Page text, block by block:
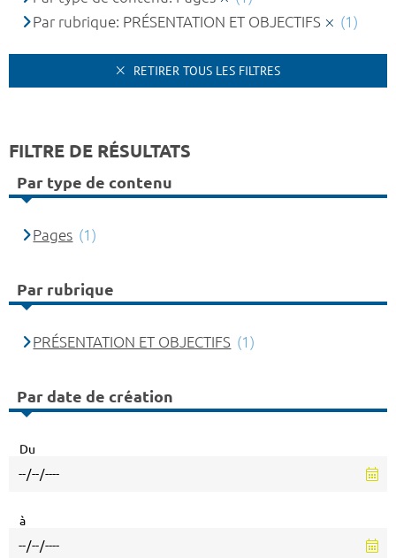
Par rubrique: PRÉSENTATION ET OBJECTIFS
(1)
RETIRER TOUS LES FILTRES
FILTRE DE RÉSULTATS
Par type de contenu
Pages (1)
Par rubrique
PRÉSENTATION ET OBJECTIFS (1)
Par date de création
Du
à